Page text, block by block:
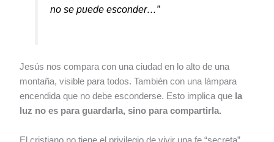
no se puede esconder…”
Jesús nos compara con una ciudad en lo alto de una
montaña, visible para todos. También con una lámpara
encendida que no debe esconderse. Esto implica que la
luz no es para guardarla, sino para compartirla.
El cristiano no tiene el privilegio de vivir una fe “secreta”.